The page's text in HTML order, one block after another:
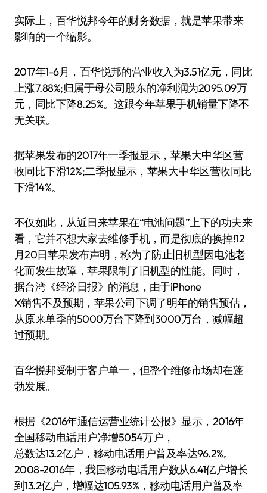
实际上，百华悦邦今年的财务数据，就是苹果带来
影响的一个缩影。
2017年1-6月，百华悦邦的营业收入为3.51亿元，同比
上涨7.88%;归属于母公司股东的净利润为2095.09万
元，同比下降8.25%。这跟今年苹果手机销量下降不
无关联。
据苹果发布的2017年一季报显示，苹果大中华区营
收同比下滑12%;二季报显示，苹果大中华区营收同比
下滑14%。
不仅如此，从近日来苹果在“电池问题”上下的功夫来
看，它并不想大家去维修手机，而是彻底的换掉!12
月20日苹果发布声明，称为了防止旧机型因电池老
化而发生故障，苹果限制了旧机型的性能。同时，
据台湾《经济日报》的消息，由于iPhone
X销售不及预期，苹果公司下调了明年的销售预估，
从原来单季的5000万台下降到3000万台，减幅超
过预期。
百华悦邦受制于客户单一，但整个维修市场却在蓬
勃发展。
根据《2016年通信运营业统计公报》显示，2016年
全国移动电话用户净增5054万户，
总数达13.2亿户，移动电话用户普及率达96.2%。
2008-2016年，我国移动电话用户数从6.41亿户增长
到13.2亿户，增幅达105.93%，移动电话用户普及率